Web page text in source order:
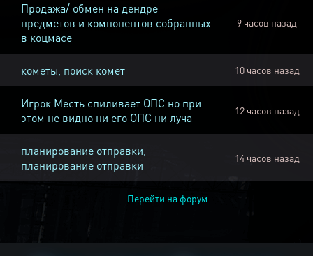
Продажа/ обмен на дендре
предметов и компонентов собранных
в коцмасе
9 часов назад
кометы, поиск комет 10 часов назад
Игрок Месть спиливает ОПС но при
этом не видно ни его ОПС ни луча
12 часов назад
планирование отправки,
планирование отправки
14 часов назад
Перейти на форум